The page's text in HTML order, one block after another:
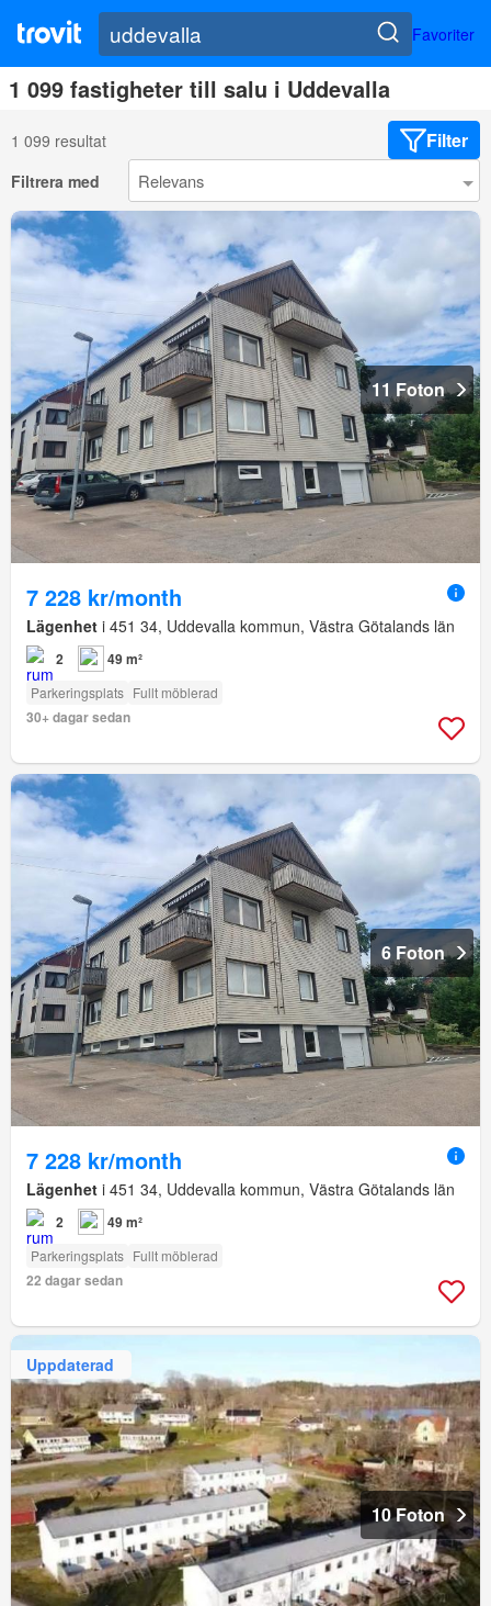
Favoriter
1 099 fastigheter till salu i Uddevalla
1 099 resultat Filter
Filtrera med
11 Foton
7 228 kr/month
Lägenhet i 451 34, Uddevalla kommun, Västra Götalands län
2 49 m²
Parkeringsplats Fullt möblerad
30+ dagar sedan
6 Foton
7 228 kr/month
Lägenhet i 451 34, Uddevalla kommun, Västra Götalands län
2 49 m²
Parkeringsplats Fullt möblerad
22 dagar sedan
Uppdaterad
10 Foton